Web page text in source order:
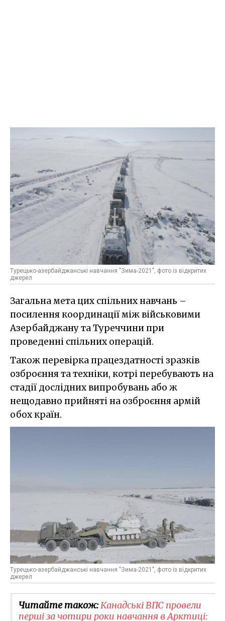
Турецько-азербайджанські навчання "Зима-2021", фото із відкритих
джерел
Загальна мета цих спільних навчань –
посилення координації між військовими
Азербайджану та Туреччини при
проведенні спільних операцій.
Також перевірка працездатності зразків
озброєння та техніки, котрі перебувають на
стадії дослідних випробувань або ж
нещодавно прийняті на озброєння армій
обох країн.
Турецько-азербайджанські навчання "Зима-2021", фото із відкритих
джерел
Читайте також:Канадські ВПС провели
перші за чотири роки навчання в Арктиці: